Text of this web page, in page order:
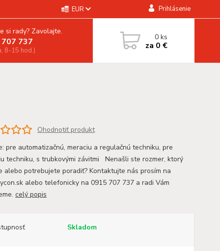
EUR Prihlásenie
si rady? Zavolajte.
737
8-15 hod.)
0ks
za 0 €
Ohodnotiť produkt
pre automatizačnú, meraciu a regulačnú techniku, pre
techniku, s trubkovými závitmi Nenašli ste rozmer, ktorý
alebo potrebujete poradiť? Kontaktujte nás prosím na
alebo telefonicky na 0915 707 737 a radi Vám
celý popis
Skladom